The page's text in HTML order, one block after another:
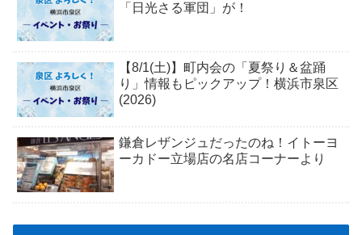
「日光さる軍団」が！
【8/1(土)】町内会の「夏祭り＆盆踊
り」情報もピックアップ！横浜市泉区
(2026)
鎌倉レザンジュだったのね！イトーヨ
ーカドー立場店の名店コーナーより